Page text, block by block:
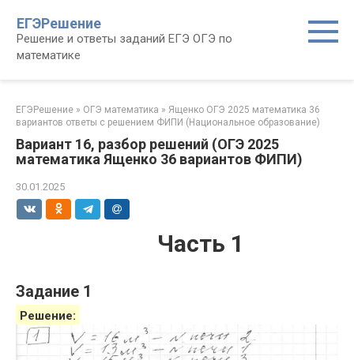
контенту
ЕГЭРешение
Решение и ответы заданий ЕГЭ ОГЭ по
математике
ЕГЭРешение » ОГЭ математика » Ященко ОГЭ 2025 математика 36
вариантов ответы с решением ФИПИ (Национальное образование)
Вариант 16, разбор решений (ОГЭ 2025
математика Ященко 36 вариантов ФИПИ)
30.01.2025
Часть 1
Задание 1
Решение: